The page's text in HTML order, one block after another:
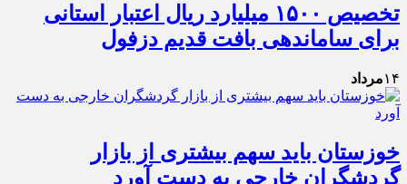
تخصیص ۱۵۰۰ میلیارد ریال اعتبار استانی
برای ساماندهی بافت قدیم دزفول
۱۴مرداد
خوزستان باید سهم بیشتری از بازار
گردشگران خارجی به دست آورد